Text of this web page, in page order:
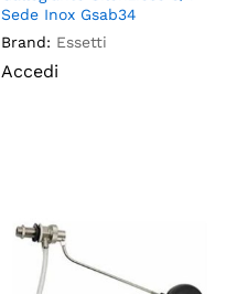
Sede Inox Gsab34
Brand: Essetti
Accedi